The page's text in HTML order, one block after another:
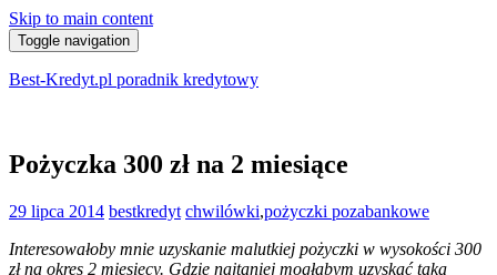
Skip to main content
Toggle navigation
Best-Kredyt.pl poradnik kredytowy
Pożyczka 300 zł na 2 miesiące
29 lipca 2014 bestkredyt chwilówki,pożyczki pozabankowe
Interesowałoby mnie uzyskanie malutkiej pożyczki w wysokości 300
zł na okres 2 miesięcy. Gdzie najtaniej mogłabym uzyskać taką